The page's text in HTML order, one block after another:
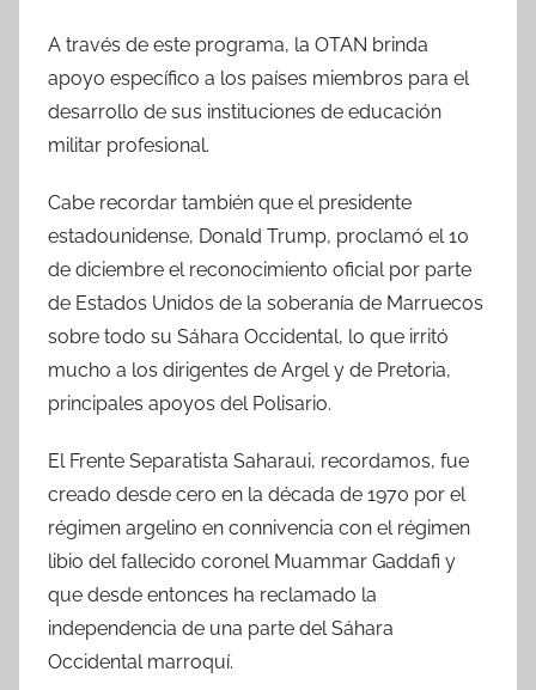
A través de este programa, la OTAN brinda
apoyo específico a los países miembros para el
desarrollo de sus instituciones de educación
militar profesional.
Cabe recordar también que el presidente
estadounidense, Donald Trump, proclamó el 10
de diciembre el reconocimiento oficial por parte
de Estados Unidos de la soberanía de Marruecos
sobre todo su Sáhara Occidental, lo que irritó
mucho a los dirigentes de Argel y de Pretoria,
principales apoyos del Polisario.
El Frente Separatista Saharaui, recordamos, fue
creado desde cero en la década de 1970 por el
régimen argelino en connivencia con el régimen
libio del fallecido coronel Muammar Gaddafi y
que desde entonces ha reclamado la
independencia de una parte del Sáhara
Occidental marroquí.